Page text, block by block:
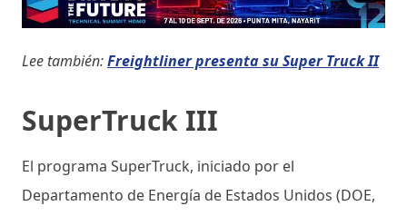
Lee también:Freightliner presenta su Super Truck II
SuperTruck III
El programa SuperTruck, iniciado por el
Departamento de Energía de Estados Unidos (DOE,